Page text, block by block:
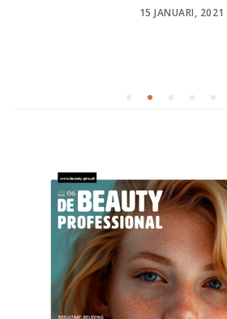
POSTED
15 JANUARI, 2021